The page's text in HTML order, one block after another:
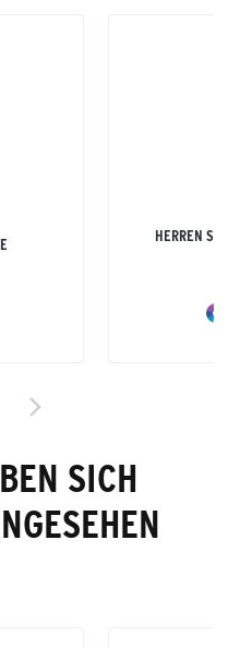
HERREN SIX
SICH